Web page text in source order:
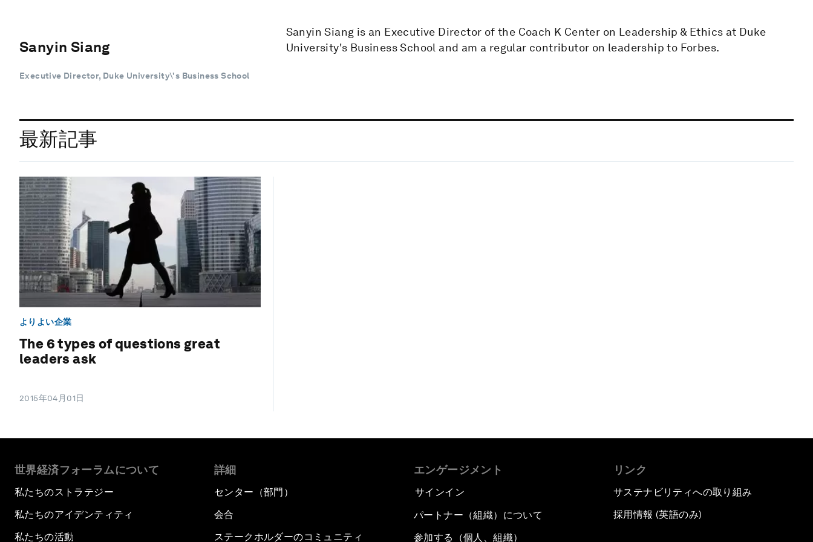
Sanyin Siang
Executive Director, Duke University\'s Business School
Sanyin Siang is an Executive Director of the Coach K Center on Leadership & Ethics at Duke
University's Business School and am a regular contributor on leadership to Forbes.
最新記事
よりよい企業
The 6 types of questions great
leaders ask
2015年04月01日
世界経済フォーラムについて
私たちのストラテジー
私たちのアイデンティティ
私たちの活動
詳細
センター（部門）
会合
ステークホルダーのコミュニティ
エンゲージメント
サインイン
パートナー（組織）について
参加する（個人、組織）
リンク
サステナビリティへの取り組み
採用情報 (英語のみ)